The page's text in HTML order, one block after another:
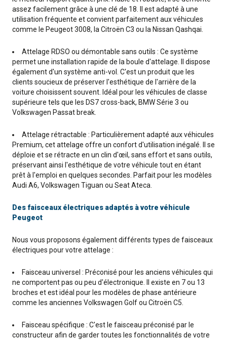
assez facilement grâce à une clé de 18. Il est adapté à une
utilisation fréquente et convient parfaitement aux véhicules
comme le Peugeot 3008, la Citroën C3 ou la Nissan Qashqai.
Attelage RDSO ou démontable sans outils : Ce système
permet une installation rapide de la boule d'attelage. Il dispose
également d'un système anti-vol. C'est un produit que les
clients soucieux de préserver l'esthétique de l'arrière de la
voiture choisissent souvent. Idéal pour les véhicules de classe
supérieure tels que les DS7 cross-back, BMW Série 3 ou
Volkswagen Passat break.
Attelage rétractable : Particulièrement adapté aux véhicules
Premium, cet attelage offre un confort d'utilisation inégalé. Il se
déploie et se rétracte en un clin d'œil, sans effort et sans outils,
préservant ainsi l'esthétique de votre véhicule tout en étant
prêt à l'emploi en quelques secondes. Parfait pour les modèles
Audi A6, Volkswagen Tiguan ou Seat Ateca.
Des faisceaux électriques adaptés à votre véhicule
Peugeot
Nous vous proposons également différents types de faisceaux
électriques pour votre attelage :
Faisceau universel : Préconisé pour les anciens véhicules qui
ne comportent pas ou peu d'électronique. Il existe en 7 ou 13
broches et est idéal pour les modèles de phase antérieure
comme les anciennes Volkswagen Golf ou Citroën C5.
Faisceau spécifique : C'est le faisceau préconisé par le
constructeur afin de garder toutes les fonctionnalités de votre